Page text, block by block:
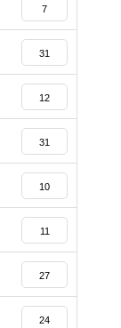
7
31
12
31
10
11
27
24